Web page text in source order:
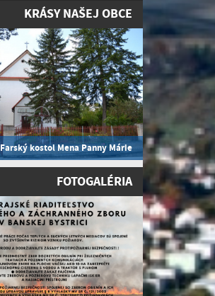
KRÁSY NAŠEJ OBCE
Farský kostol Mena Panny Márie
FOTOGALÉRIA